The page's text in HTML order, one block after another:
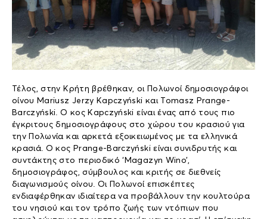
Τέλος, στην Κρήτη βρέθηκαν, οι Πολωνοί δημοσιογράφοι
οίνου Mariusz Jerzy Κapczyński και Tomasz Prange-
Barczyński. O κος Kapczyński είναι ένας από τους πιο
έγκριτους δημοσιογράφους στο χώρου του κρασιού για
την Πολωνία και αρκετά εξοικειωμένος με τα ελληνικά
κρασιά. Ο κος Prange-Barczyński είναι συνιδρυτής και
συντάκτης στο περιοδικό ‘Magazyn Wino’,
δημοσιογράφος, σύμβουλος και κριτής σε διεθνείς
διαγωνισμούς οίνου. Οι Πολωνοί επισκέπτες
ενδιαφέρθηκαν ιδιαίτερα να προβάλλουν την κουλτούρα
του νησιού και τον τρόπο ζωής των ντόπιων που